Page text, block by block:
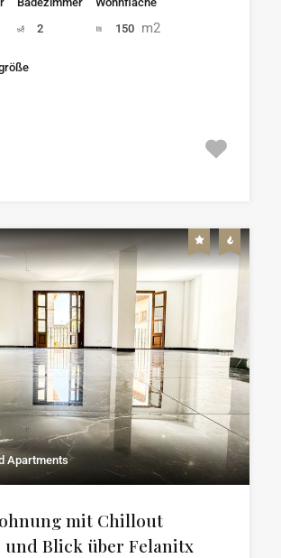
2
150 m2
Apartments
mit Chillout
und Blick über Felanitx